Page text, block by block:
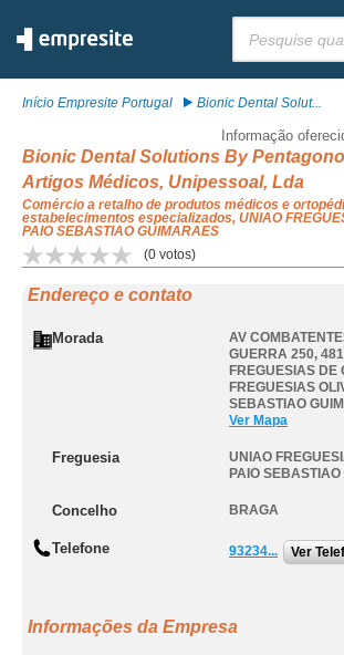
Início Empresite Portugal Bionic Dental Solut...
Informação
Bionic Dental Solutions By
Artigos Médicos, Unipessoal, Lda
Comércio a retalho de produtos médicos e
estabelecimentos especializados, UNIAO
PAIO SEBASTIAO GUIMARAES
(0 votos)
Endereço e contato
Morada
AV
GUERRA 250,
FREGUESIAS DE
FREGUESIAS
SEBASTIAO
Ver Mapa
Freguesia
UNIAO
PAIO
Concelho BRAGA
Telefone 93234... Ver
Informações da Empresa